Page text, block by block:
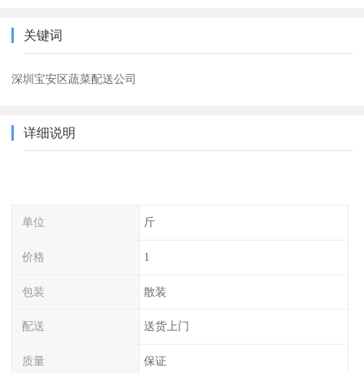
关键词
深圳宝安区蔬菜配送公司
详细说明
单位 斤
价格 1
包装 散装
配送 送货上门
质量 保证